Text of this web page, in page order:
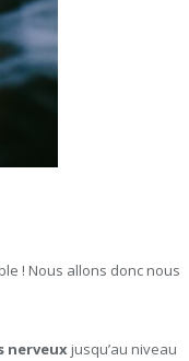
! Nous allons donc nous
nerveux jusqu’au niveau